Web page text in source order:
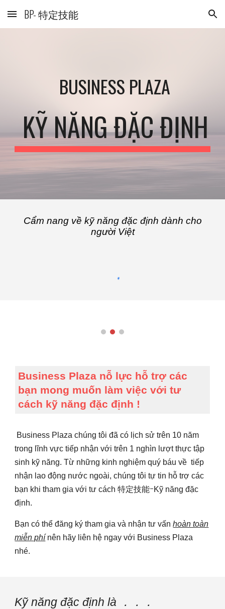
Skip to main content Skip to navigation
BP- 特定技能
BUSINESS PLAZA
KỸ NĂNG ĐẶC ĐỊNH
Cẩm nang về kỹ năng đặc định dành cho
người Việt
Business Plaza nỗ lực hỗ trợ các
bạn mong muốn làm việc với tư
cách kỹ năng đặc định !
Business Plaza chúng tôi đã có lịch sử trên 10 năm
trong lĩnh vực tiếp nhận với trên 1 nghìn lượt thực tập
sinh kỹ năng. Từ những kinh nghiệm quý báu về tiếp
nhận lao động nước ngoài, chúng tôi tự tin hỗ trợ các
bạn khi tham gia với tư cách 特定技能ｰKỹ năng đặc
định.
Bạn có thể đăng ký tham gia và nhận tư vấnhoàn toàn
miễn phínên hãy liên hệ ngay với Business Plaza
nhé.
Kỹ năng đặc định là ．．．